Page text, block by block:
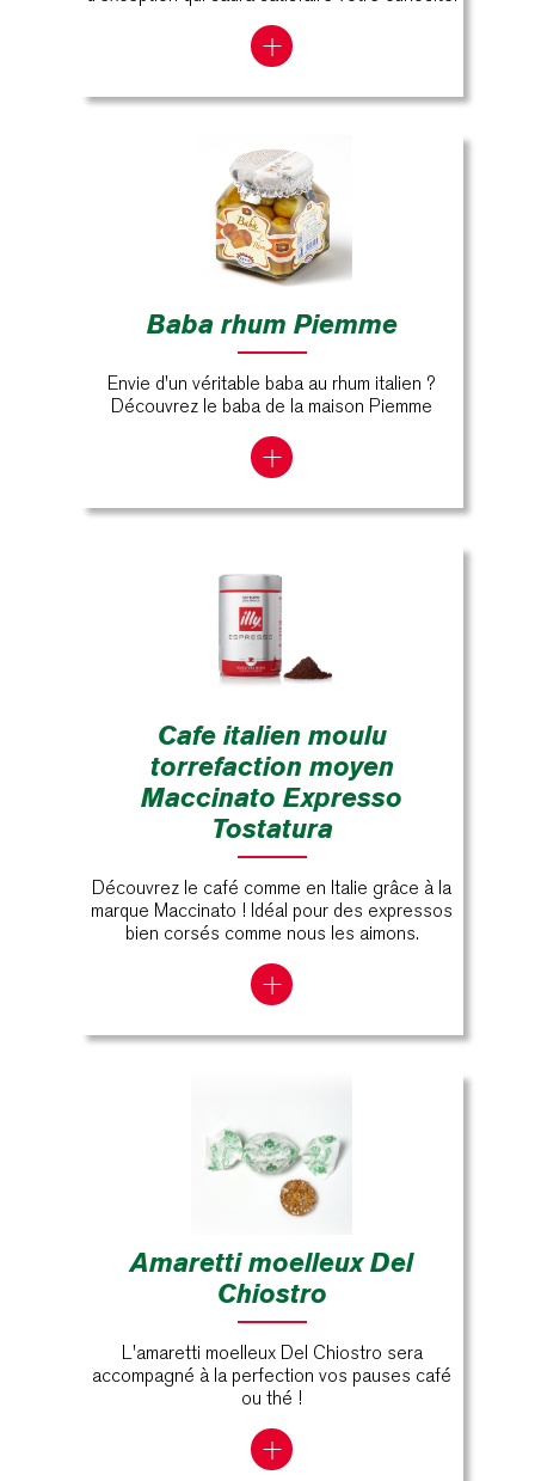
Baba rhum Piemme
Envie d'un véritable baba au rhum italien ?
Découvrez le baba de la maison Piemme
Cafe italien moulu
torrefaction moyen
Maccinato Expresso
Tostatura
Découvrez le café comme en Italie grâce à la
marque Maccinato ! Idéal pour des expressos
bien corsés comme nous les aimons.
Amaretti moelleux Del
Chiostro
L'amaretti moelleux Del Chiostro sera
accompagné à la perfection vos pauses café
ou thé !